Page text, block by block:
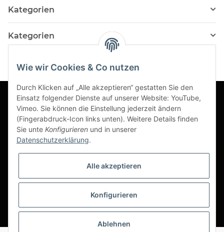
Kategorien
Kategorien
Informationen
Gesetzliche Informationen
Wie wir Cookies & Co nutzen
Durch Klicken auf „Alle akzeptieren“ gestatten Sie den
Einsatz folgender Dienste auf unserer Website: YouTube,
Vimeo. Sie können die Einstellung jederzeit ändern
(Fingerabdruck-Icon links unten). Weitere Details finden
Sie unte Konfigurieren und in unserer
Datenschutzerklärung.
Alle akzeptieren
Konfigurieren
Ablehnen